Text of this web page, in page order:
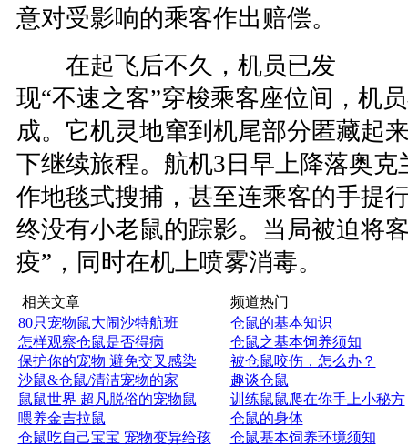
意对受影响的乘客作出赔偿。
在起飞后不久，机员已发
现“不速之客”穿梭乘客座位间，机
成。它机灵地窜到机尾部分匿藏起
下继续旅程。航机3日早上降落奥
作地毯式搜捕，甚至连乘客的手提
终没有小老鼠的踪影。当局被迫将
疫”，同时在机上喷雾消毒。
相关文章
80只宠物鼠大闹沙特航班
怎样观察仓鼠是否得病
保护你的宠物 避免交叉感染
沙鼠&仓鼠/清洁宠物的家
鼠鼠世界 超凡脱俗的宠物鼠
喂养金吉拉鼠
仓鼠吃自己宝宝 宠物变异给孩
频道热门
仓鼠的基本知识
仓鼠之基本饲养须知
被仓鼠咬伤，怎么办？
趣谈仓鼠
训练鼠鼠爬在你手上小秘方
仓鼠的身体
仓鼠基本饲养环境须知